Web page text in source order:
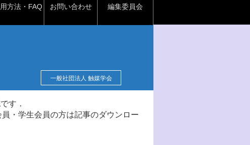
方法・FAQ お問い合わせ 編集委員会
一般社団法人 触媒学会
す．
・学生会員の方は記事のダウンロー